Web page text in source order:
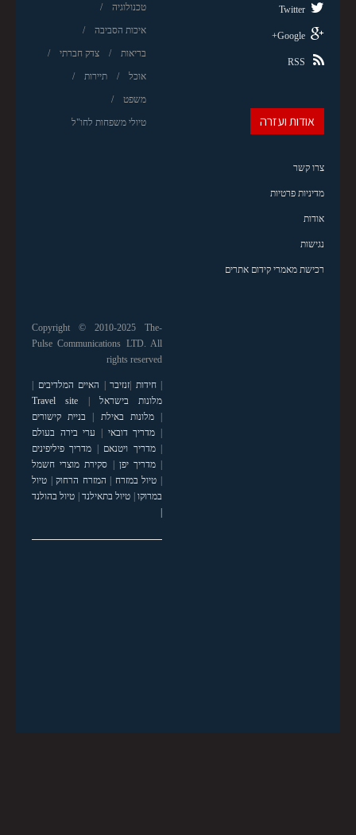
טכנולוגיה
איכות הסביבה
בריאות צדק חברתי
אוכל תיירות
משפט
טיולי משפחות לחו"ל
Twitter
Google+
RSS
אודות ועזרה
צרו קשר
מדיניות פרטיות
אודות
נגישות
רכישת מאמרי קידום אתרים
Copyright © 2010-2025 The-
Pulse Communications LTD. All
rights reserved
|חידות |זנזיבר | האיים המלדיבים |
מלונות בישראל |
Travel site
|מלונות באילת | בניית קישורים
| מדריך דובאי | ערי בירה בעולם
|מדריך ויטנאם | מדריך פיליפינים
|מדריך יפן | סקירת מוצרי חשמל
| טיול במזרח | המזרח הרחוק| טיול
במרוקו| טיול בתאילנד| טיול בהולנד
|